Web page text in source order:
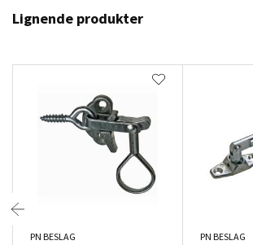
Lignende produkter
PN BESLAG PN BESLAG